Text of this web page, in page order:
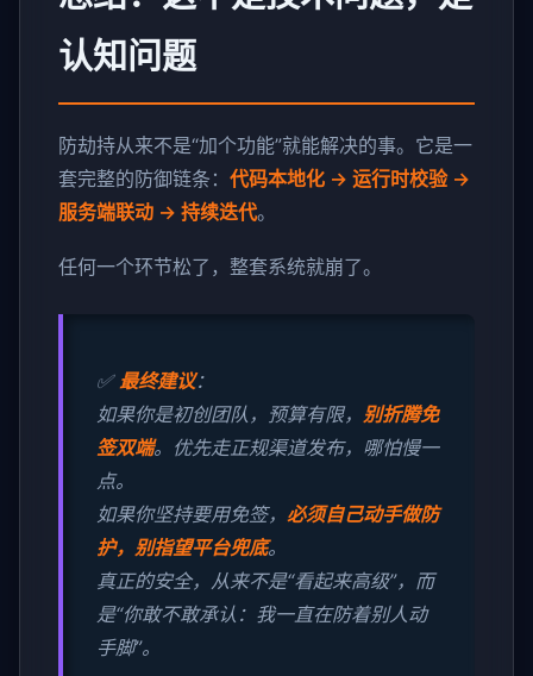
认知问题
防劫持从来不是“加个功能”就能解决的事。它是一
套完整的防御链条： 代码本地化 → 运行时校验 →
服务端联动 → 持续迭代。
任何一个环节松了，整套系统就崩了。
✅ 最终建议：
如果你是初创团队，预算有限， 别折腾免
签双端。优先走正规渠道发布，哪怕慢一
点。
如果你坚持要用免签， 必须自己动手做防
护，别指望平台兜底。
真正的安全，从来不是“看起来高级”，而
是“你敢不敢承认：我一直在防着别人动
手脚”。